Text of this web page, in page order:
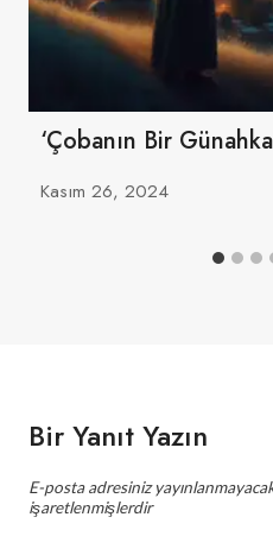
‘Çobanın Bir
Kasım 26, 2024
Bir Yanıt Yazın
E-posta adresiniz
işaretlenmişlerdir